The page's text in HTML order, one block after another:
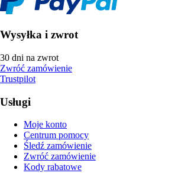
Wysyłka i zwrot
30 dni na zwrot
Zwróć zamówienie
Trustpilot
Usługi
Moje konto
Centrum pomocy
Śledź zamówienie
Zwróć zamówienie
Kody rabatowe